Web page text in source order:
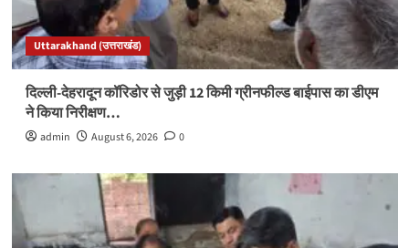
Uttarakhand (उत्तराखंड)
दिल्ली-देहरादून कॉरिडोर से जुड़ी 12 किमी ग्रीनफील्ड बाईपास का डीएम
ने किया निरीक्षण…
admin August 6, 2026 0